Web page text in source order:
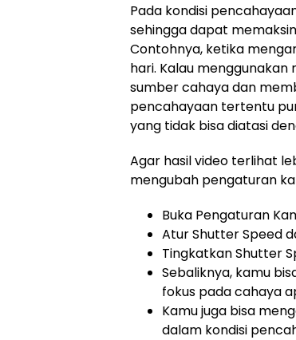
Pada kondisi
sehingga dapat
Contohnya, ketika
hari. Kalau
sumber cahaya dan
pencahayaan tertentu
yang tidak bisa diatasi
Agar hasil video terlihat
mengubah pengaturan
Buka Pengaturan
Atur Shutter Speed
Tingkatkan Shutter
Sebaliknya, kamu
fokus pada cahaya
Kamu juga bisa
dalam kondisi